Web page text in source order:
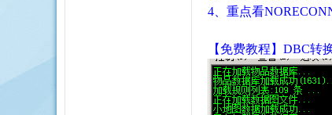
4、重点看
【免费教程】DBC转